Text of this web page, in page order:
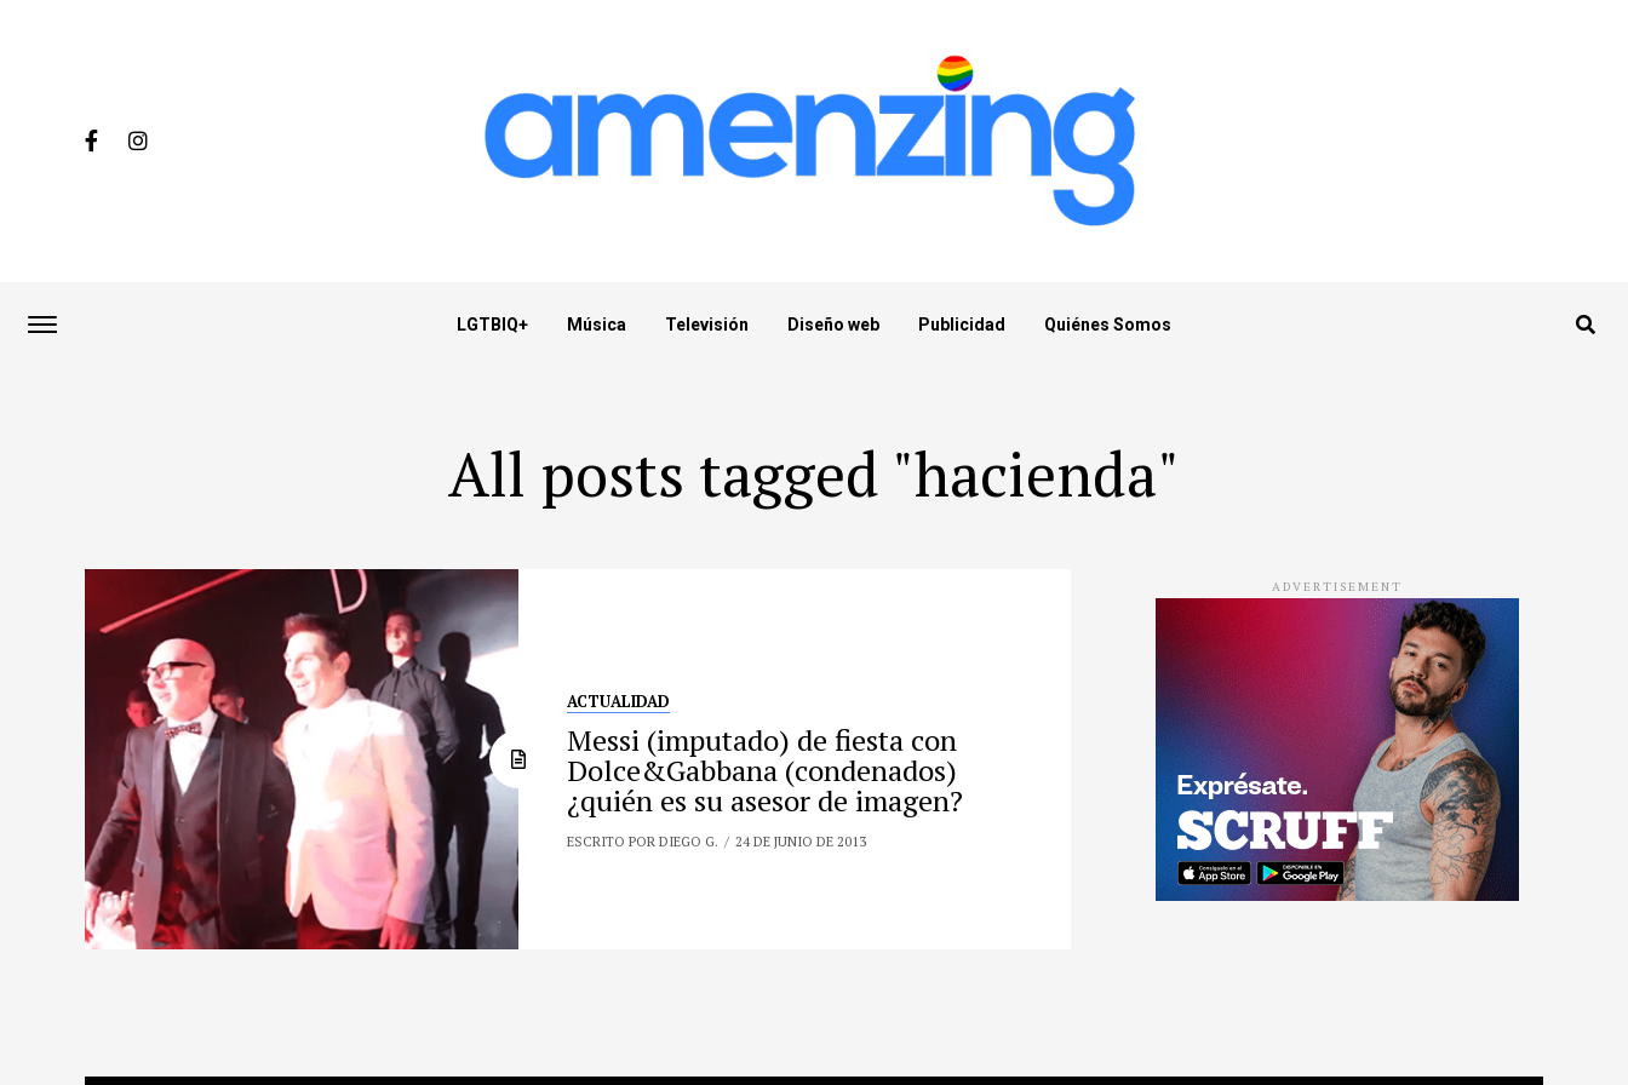
LGTBIQ+ Música Televisión Diseño web Publicidad Quiénes Somos
All posts tagged "hacienda"
ACTUALIDAD
Messi (imputado) de fiesta con
Dolce&Gabbana (condenados)
¿quién es su asesor de imagen?
ESCRITO POR DIEGO G. 24 DE JUNIO DE 2013
ADVERTISEMENT